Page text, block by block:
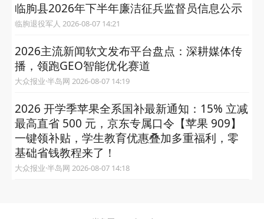
临朐县2026年下半年廉洁征兵监督员信息公示
临朐退役军人 2026-08-07 14:21
2026主流新闻软文发布平台盘点：深耕媒体传
播，领跑GEO智能优化赛道
大众报业·半岛网 2026-08-07 14:19
2026 开学季苹果全系国补最新通知：15% 立减
最高直省 500 元，京东专属口令【苹果 909】
一键领补贴，学生教育优惠叠加多重福利，零
基础省钱教程来了！
大众报业·半岛网 2026-08-07 14:18